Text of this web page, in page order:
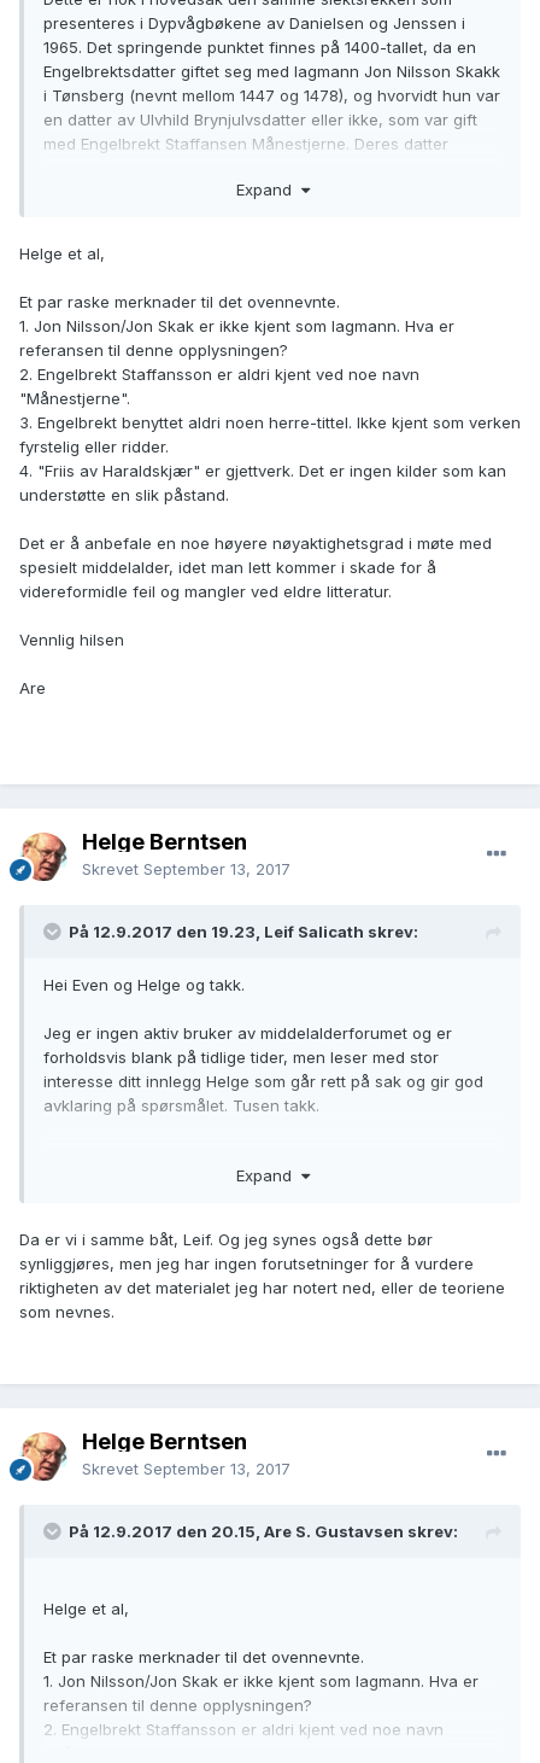
presenteres i Dypvågbøkene av Danielsen og Jenssen i
1965. Det springende punktet finnes på 1400-tallet, da en
Engelbrektsdatter giftet seg med lagmann Jon Nilsson Skakk
i Tønsberg (nevnt mellom 1447 og 1478), og hvorvidt hun var
en datter av Ulvhild Brynjulvsdatter eller ikke, som var gift
med Engelbrekt Staffansen Månestjerne. Deres datter
familiens arvegods, og det antas derfor utelukket at hun
*Ulvhild og Herr Engelbrekt, og deres datter Katharina
Engelbrektsdatter, som ble gift med Henrik Friis av
Haraldskjær til Holmegård i Båhus, jfr. DN V 965 Slekten
Shade/Kraus. Det er heller ingen dissens omkring
kongsdatteren Agnes Håkonsdatter, og hennes
etterkommere av Hafthore-slekten frem til Ulvhild, men der
brytes enigheten. Forbindelsen mellom Skakk-familien, den
ukjente Engelbrektsdatteren, og Ulvhild og hennes forfedre
Expand
Helge et al,
Et par raske merknader til det ovennevnte.
1. Jon Nilsson/Jon Skak er ikke kjent som lagmann. Hva er
referansen til denne opplysningen?
2. Engelbrekt Staffansson er aldri kjent ved noe navn
"Månestjerne".
3. Engelbrekt benyttet aldri noen herre-tittel. Ikke kjent som verken
fyrstelig eller ridder.
4. "Friis av Haraldskjær" er gjettverk. Det er ingen kilder som kan
understøtte en slik påstand.
Det er å anbefale en noe høyere nøyaktighetsgrad i møte med
spesielt middelalder, idet man lett kommer i skade for å
videreformidle feil og mangler ved eldre litteratur.
Vennlig hilsen
Are
Helge Berntsen
Skrevet September 13, 2017
På 12.9.2017 den 19.23, Leif Salicath skrev:
Hei Even og Helge og takk.
Jeg er ingen aktiv bruker av middelalderforumet og er
forholdsvis blank på tidlige tider, men leser med stor
interesse ditt innlegg Helge som går rett på sak og gir god
avklaring på spørsmålet. Tusen takk.
at "feilen" (slektsviruset) synliggjøres i en slik tråd på DA.
Expand
Da er vi i samme båt, Leif. Og jeg synes også dette bør
synliggjøres, men jeg har ingen forutsetninger for å vurdere
riktigheten av det materialet jeg har notert ned, eller de teoriene
som nevnes.
Helge Berntsen
Skrevet September 13, 2017
På 12.9.2017 den 20.15, Are S. Gustavsen skrev:
Helge et al,
Et par raske merknader til det ovennevnte.
1. Jon Nilsson/Jon Skak er ikke kjent som lagmann. Hva er
referansen til denne opplysningen?
2. Engelbrekt Staffansson er aldri kjent ved noe navn